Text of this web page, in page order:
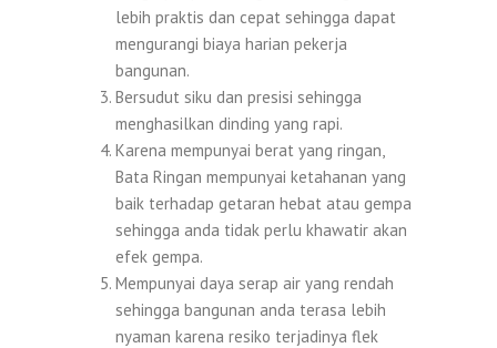
lebih praktis dan cepat sehingga dapat
mengurangi biaya harian pekerja
bangunan.
Bersudut siku dan presisi sehingga
menghasilkan dinding yang rapi.
Karena mempunyai berat yang ringan,
Bata Ringan mempunyai ketahanan yang
baik terhadap getaran hebat atau gempa
sehingga anda tidak perlu khawatir akan
efek gempa.
Mempunyai daya serap air yang rendah
sehingga bangunan anda terasa lebih
nyaman karena resiko terjadinya flek